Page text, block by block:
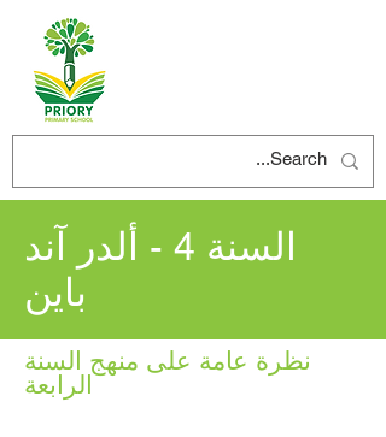
السنة 4 - ألدر آند
باين
نظرة عامة على منهج السنة
الرابعة